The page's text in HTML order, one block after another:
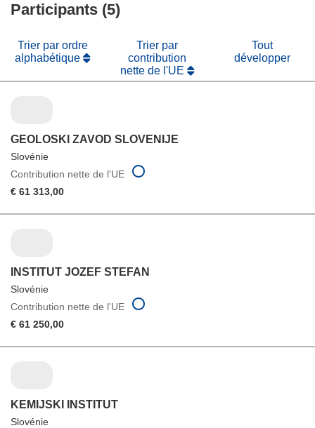
Participants (5)
Trier par ordre
alphabétique
Trier par
contribution
nette de l'UE
Tout
développer
GEOLOSKI ZAVOD SLOVENIJE
Slovénie
Contribution nette de l'UE
€ 61 313,00
INSTITUT JOZEF STEFAN
Slovénie
Contribution nette de l'UE
€ 61 250,00
KEMIJSKI INSTITUT
Slovénie